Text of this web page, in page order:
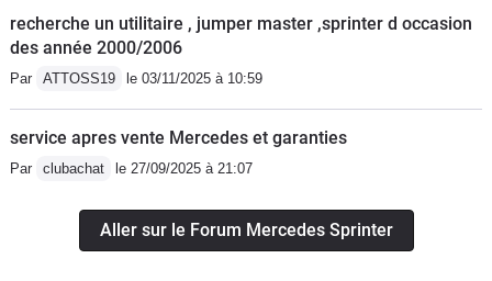
recherche un utilitaire , jumper master ,sprinter d occasion
des année 2000/2006
Par ATTOSS19 le 03/11/2025 à 10:59
service apres vente Mercedes et garanties
Par clubachat le 27/09/2025 à 21:07
Aller sur le Forum Mercedes Sprinter